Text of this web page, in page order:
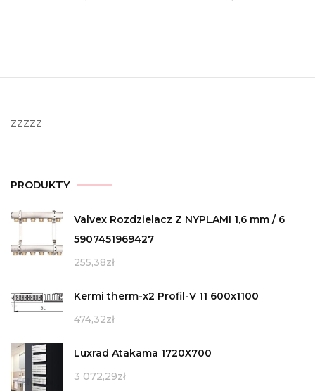
zzzzz
PRODUKTY
Valvex Rozdzielacz Z NYPLAMI 1,6 mm / 6
5907451969427
255,38zł
Kermi therm-x2 Profil-V 11 600x1100
474,32zł
Luxrad Atakama 1720X700
3 072,29zł